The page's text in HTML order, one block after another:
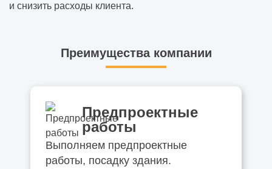
и снизить расходы клиента.
Преимущества компании
Предпроектные
работы
Выполняем предпроектные
работы, посадку здания.